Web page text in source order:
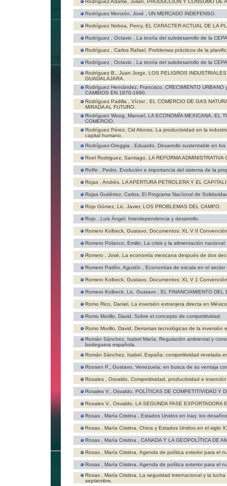
Rodríguez Adame, Julián, PRODUCCIÓN Y CONSUMO DE
Rodríguez Monzón, José , UN MERCADO INDEFENSO.
Rodríguez Noboa, Percy, EL CARACTER ACTUAL DE LA
Rodríguez , Octavio , La teoría del subdesarrollo de la
Rodríguez , Carlos Rafael, Problemas prácticos de la
Rodríguez , Octavio , La teoría del subdesarrollo de la
Rodríguez B., Juan Jorge, LOS PELIGROS
GUADALAJARA.
Rodríguez Hernández, Francisco, CRECIMIENTO URBANO
CAMBIOS EN 1970-1990.
Rodríguez Padilla , Víctor , EL COMERCIO DE GAS
MIRADA AL FUTURO.
Rodríguez Woog, Manuel, LA ECONOMÍA MEXICANA, EL
COMERCIO.
Rodríguez Pérez, Cid Alonso, La productividad en la
capital humano.
Rodríguez-Oreggia , Eduardo, Desarrollo sustentable en
Roel Rodriguez, Santiago, LA REFORMA ADMINISTRATIVA
Roffe , Pedro, Evolución e importancia del sistema de la
Rojas , Andrés, LA APERTURA PETROLERA Y EL
Rojas Gutiérrez, Carlos, El Programa Nacíonal de
Rojo Gómez, Lic. Javier, LOS PROBLEMAS DEL CAMPO.
Rojo , Luis Ángel, Interdependencia y desarrollo.
Romero Kolbeck, Gustavo, Documentos: XL V II
Romero Polanco, Emilio, La crisis y la alimentación
Romero , José, La economía mexicana después de dos
Romero Patiño, Agustín , Economías de escala en el sector
Romero Kolbeck, Gustavo, Documentos: XL V 1
Romero Kolbeck, Lic. Gustavo , EL FINANCIAMIENTO DEL
Romo Rico, Daniel, La inversión extranjera directa en
Romo Murillo, David, Sobre el concepto de competitividad.
Romo Murillo, David, Derramas tecnológicas de la inversión
Román Sánchez, Isabel María, Regulación ambiental y
bodeguera española.
Román Sánchez, Isabel, España: competitividad revelada
Roosen P., Gustavo, Venezuela: en busca de su ventaja
Rosales , Osvaldo, Competitividad, productividad e
Rosales V., Osvaldo, POLÍTICAS DE COMPETITIVIDAD Y
Rosales V., Osvaldo, LA SEGUNDA FASE EXPORTADORA
Rosas , María Cristina , Estados Unidos en Iraq: los
Rosas , María Cristina, China y Estados Unidos en el siglo
Rosas , María Cristina , CANADA Y LA GEOPOLÍTICA DE
Rosas , María Cristina, Agenda de política exterior para el
Rosas , María Cristina, Agenda de política exterior para el
Rosas , María Cristina, La seguridad internacional y la
septiembre.